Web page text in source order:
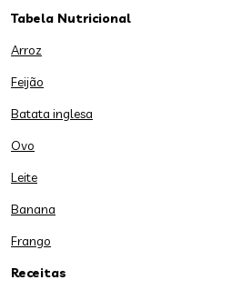
Tabela Nutricional
Arroz
Feijão
Batata inglesa
Ovo
Leite
Banana
Frango
Receitas